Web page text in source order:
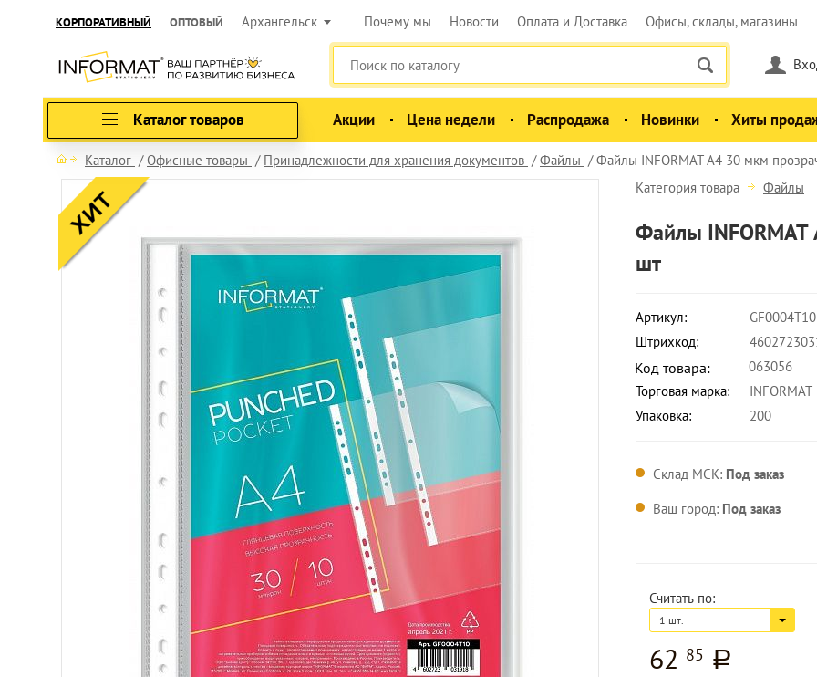
КОРПОРАТИВНЫЙ ОПТОВЫЙ Архангельск Почему мы Новости Оплата и Доставка Офисы, склады, магазины
Каталог товаров Акции Цена недели Распродажа Новинки Хиты
Каталог Офисные товары Принадлежности для хранения документов Файлы Файлы INFORMAT А4 30 мкм
Категория товара Файлы
Файлы
шт
Артикул:
GF0004T10
Штрихкод:
Код товара:
063056
Торговая марка:
INFORMAT
Упаковка:
200
Склад МСК: Под заказ
Ваш город: Под заказ
Считать по:
1 шт.
62 85 a